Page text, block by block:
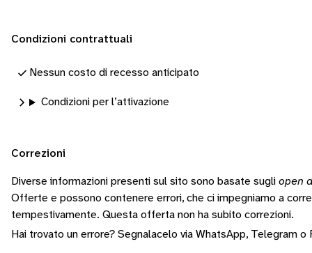
Condizioni contrattuali
Nessun costo di recesso anticipato
Condizioni per l’attivazione
Correzioni
Diverse informazioni presenti sul sito sono basate sugli open
Offerte e possono contenere errori, che ci impegniamo a
tempestivamente. Questa offerta non ha subito correzioni.
Hai trovato un errore? Segnalacelo via WhatsApp, Telegram o